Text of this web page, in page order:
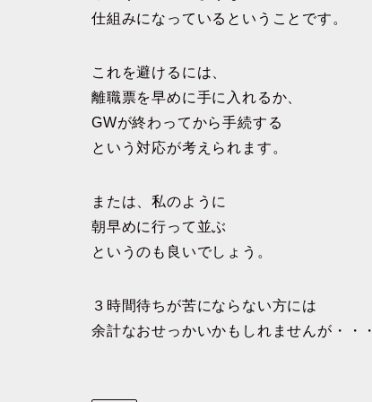
仕組みになっているということです。
これを避けるには、
離職票を早めに手に入れるか、
GWが終わってから手続する
という対応が考えられます。
または、私のように
朝早めに行って並ぶ
というのも良いでしょう。
３時間待ちが苦にならない方には
余計なおせっかいかもしれませんが・・・